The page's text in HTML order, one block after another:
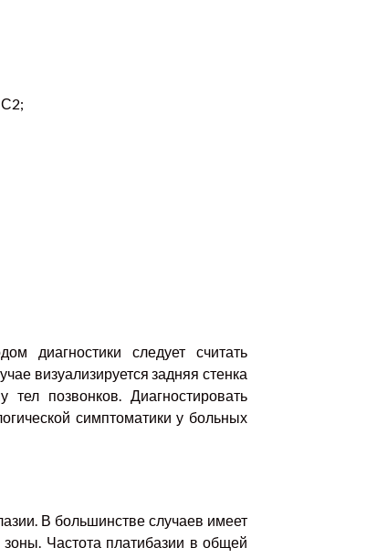
С2;
диагностики следует считать
визуализируется задняя стенка
позвонков. Диагностировать
симптоматики у больных
В большинстве случаев имеет
Частота платибазии в общей